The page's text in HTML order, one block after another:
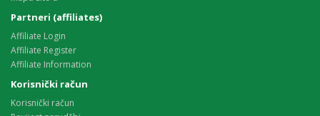
Partneri (affiliates)
Affiliate Login
Affiliate Register
Affiliate Information
Korisnički račun
Korisnički račun